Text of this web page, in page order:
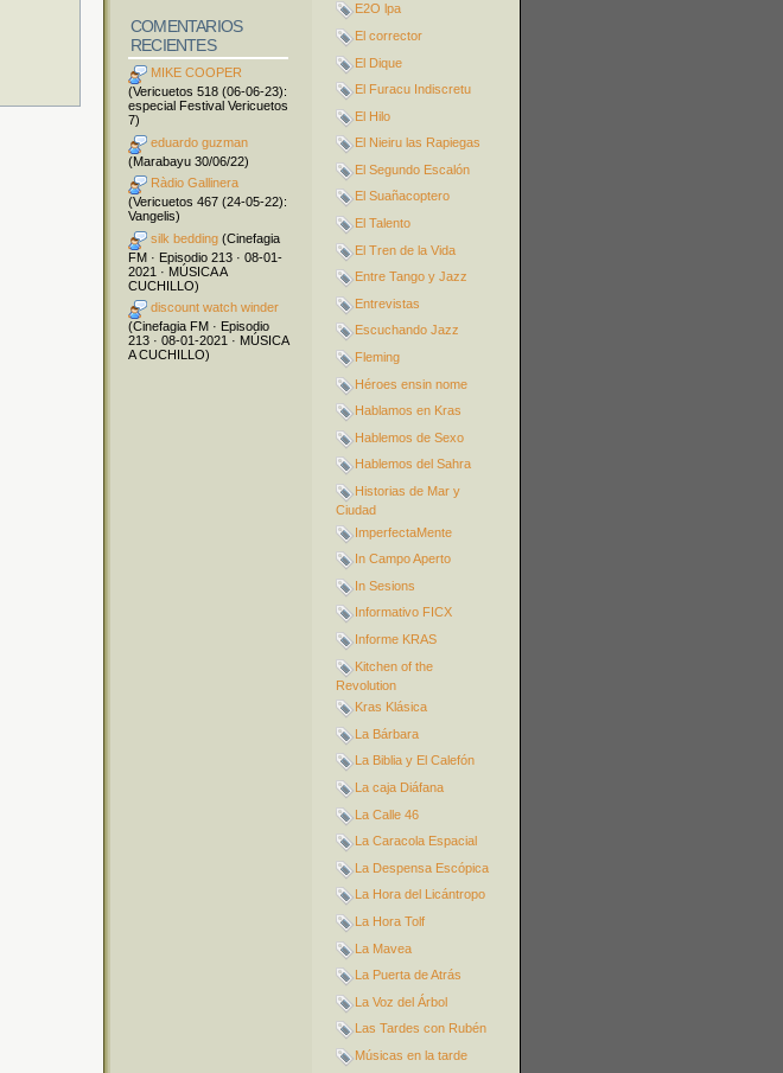
E2O lpa
El corrector
El Dique
El Furacu Indiscretu
El Hilo
El Nieiru las Rapiegas
El Segundo Escalón
El Suañacoptero
El Talento
El Tren de la Vida
Entre Tango y Jazz
Entrevistas
Escuchando Jazz
Fleming
Héroes ensin nome
Hablamos en Kras
Hablemos de Sexo
Hablemos del Sahra
Historias de Mar y
Ciudad
ImperfectaMente
In Campo Aperto
In Sesions
Informativo FICX
Informe KRAS
Kitchen of the
Revolution
Kras Klásica
La Bárbara
La Biblia y El Calefón
La caja Diáfana
La Calle 46
La Caracola Espacial
La Despensa Escópica
La Hora del Licántropo
La Hora Tolf
La Mavea
La Puerta de Atrás
La Voz del Árbol
Las Tardes con Rubén
Músicas en la tarde
COMENTARIOS
RECIENTES
MIKE COOPER
(Vericuetos 518 (06-06-23):
especial Festival Vericuetos
7)
eduardo guzman
(Marabayu 30/06/22)
Ràdio Gallinera
(Vericuetos 467 (24-05-22):
Vangelis)
silk bedding (Cinefagia
FM · Episodio 213 · 08-01-
2021 · MÚSICA A
CUCHILLO)
discount watch winder
(Cinefagia FM · Episodio
213 · 08-01-2021 · MÚSICA
A CUCHILLO)